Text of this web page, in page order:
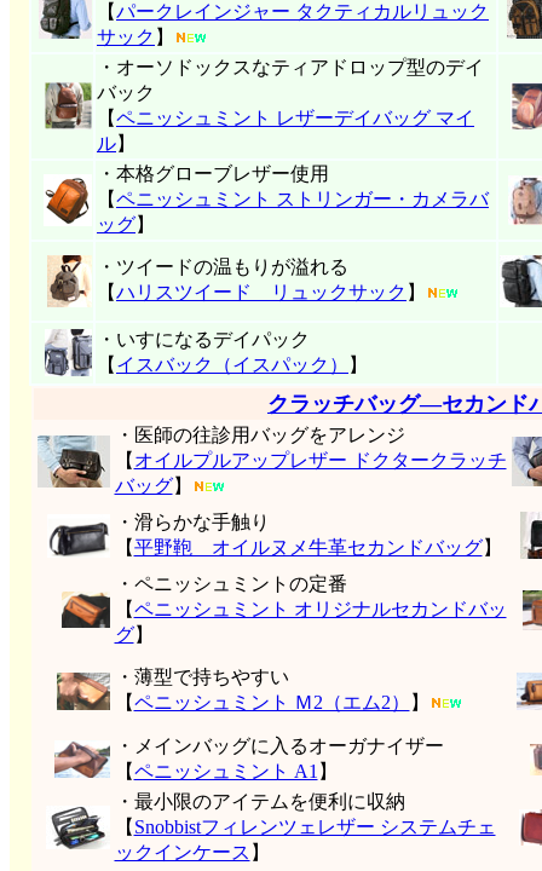
【パークレインジャー タクティカルリュック
サック 】
・オーソドックスなティアドロップ型のデイ
バック
【ペニッシュミント レザーデイバッグ マイ
ル】
・本格グローブレザー使用
【ペニッシュミント ストリンガー・カメラバ
ッグ】
・ツイードの温もりが溢れる
【ハリスツイード リュックサック 】
・いすになるデイパック
【 イスバック（イスパック） 】
クラッチバッグ―セカンド
・医師の往診用バッグをアレンジ
【 オイルプルアップレザー ドクタークラッチ
バッグ】
・滑らかな手触り
【平野鞄 オイルヌメ牛革セカンドバッグ】
・ペニッシュミントの定番
【ペニッシュミント オリジナルセカンドバッ
グ】
・薄型で持ちやすい
【ペニッシュミント Ｍ2（エム2） 】
・メインバッグに入るオーガナイザー
【ペニッシュミント A1 】
・最小限のアイテムを便利に収納
【 Snobbistフィレンツェレザー システムチェ
ックインケース 】